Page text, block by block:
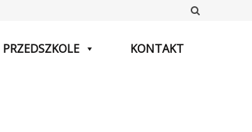
PRZEDSZKOLE KONTAKT